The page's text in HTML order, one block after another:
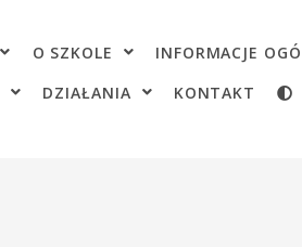
O SZKOLE INFORMACJE
DZIAŁANIA KONTAKT